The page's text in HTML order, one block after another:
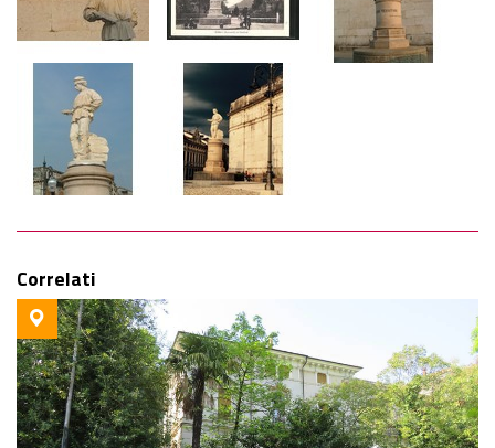
Correlati